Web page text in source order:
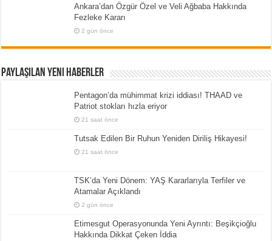
Ankara’dan Özgür Özel ve Veli Ağbaba Hakkında
Fezleke Kararı
2 gün önce
Paylaşılan Yeni Haberler
Pentagon’da mühimmat krizi iddiası! THAAD ve
Patriot stokları hızla eriyor
21 saat önce
Tutsak Edilen Bir Ruhun Yeniden Diriliş Hikayesi!
21 saat önce
TSK’da Yeni Dönem: YAŞ Kararlarıyla Terfiler ve
Atamalar Açıklandı
2 gün önce
Etimesgut Operasyonunda Yeni Ayrıntı: Beşikçioğlu
Hakkında Dikkat Çeken İddia